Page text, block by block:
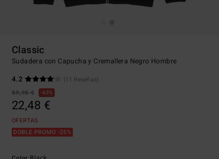
Classic
Sudadera con Capucha y Cremallera Negro Hombre
4.2
(11 Reseñas)
59,95 €
63%
22,48 €
OFERTAS
DOBLE PROMO -25%